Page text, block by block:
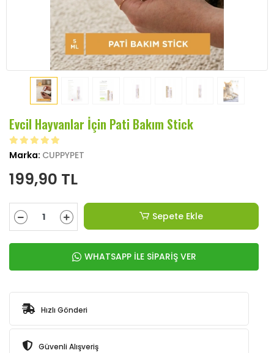
Evcil Hayvanlar İçin Pati Bakım Stick
Marka: CUPPYPET
199,90 TL
Sepete Ekle
WHATSAPP İLE SİPARİŞ VER
Hızlı Gönderi
Güvenli Alışveriş